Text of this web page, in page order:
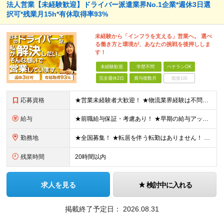
法人営業【未経験歓迎】ドライバー派遣業界No.1企業*週休3日選
択可*残業月15h*有休取得率93%
未経験から「インフラを支える」営業へ。 選べ
る働き方と環境が、あなたの挑戦を後押ししま
す！
未経験歓迎 学歴不問 ベテランOK
完全週休2日 賞与複数月 面接1回
応募資格 ★営業未経験者大歓迎！ ★物流業界経験は不問！ ★学歴不問！ ★第二新卒歓迎！ ★ブランクOK！ ＼こんな方にピッタリです！／ ・「圧倒的No.1」を目指す環境で、熱く働きたい方 ・仕事も遊びも、メ
給与 ★前職給与保証・考慮あり！ ★早期の給与アップが可能です 月給24万9113円以上＋賞与年2回＋各種手当 ※経験やスキルを考慮し決定します。 ※試用期間6カ月（その間の給与・待遇に差異はありません
勤務地 ★全国募集！ ★転居を伴う転勤はありません！ ★U・Iターン歓迎！ ＼本社／ 東京都新宿区西新宿1-20-3 西新宿髙木ビル2階 ＼希望の拠点・営業所に配属します！／ 【北海道・東北エリア】 北海
残業時間 20時間以内
求人を見る 検討中に入れる
掲載終了予定日： 2026.08.31